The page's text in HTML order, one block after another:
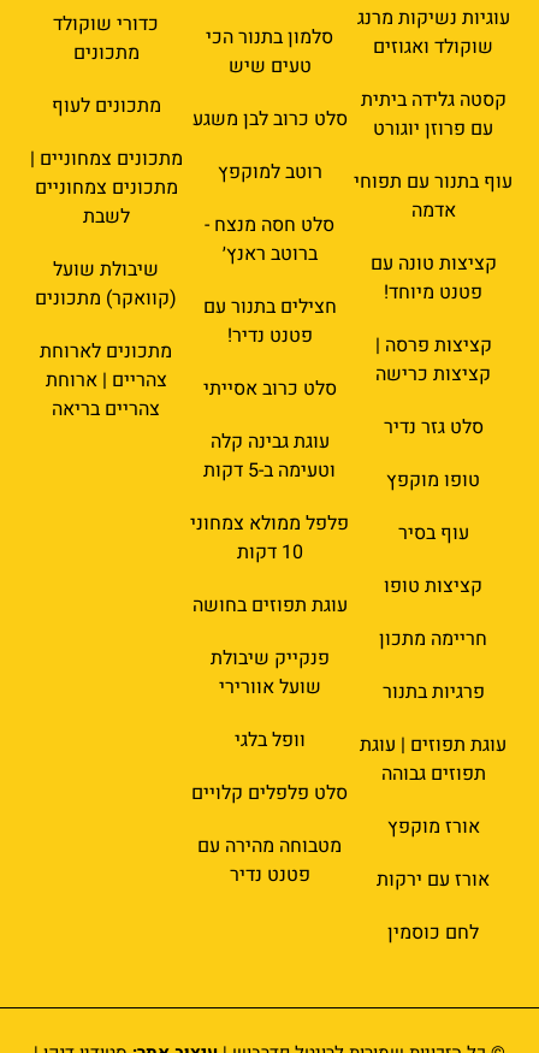
עוגיות נשיקות מרנג
שוקולד ואגוזים
קסטה גלידה ביתית
עם פרוזן יוגורט
עוף בתנור עם תפוחי
אדמה
קציצות טונה עם
פטנט מיוחד!
קציצות פרסה |
קציצות כרישה
סלט גזר נדיר
טופו מוקפץ
עוף בסיר
קציצות טופו
חריימה מתכון
פרגיות בתנור
עוגת תפוזים | עוגת
תפוזים גבוהה
אורז מוקפץ
אורז עם ירקות
לחם כוסמין
סלמון בתנור הכי
טעים שיש
סלט כרוב לבן משגע
רוטב למוקפץ
סלט חסה מנצח -
ברוטב ראנץ׳
חצילים בתנור עם
פטנט נדיר!
סלט כרוב אסייתי
עוגת גבינה קלה
וטעימה ב-5 דקות
פלפל ממולא צמחוני
10 דקות
עוגת תפוזים בחושה
פנקייק שיבולת
שועל אוורירי
וופל בלגי
סלט פלפלים קלויים
מטבוחה מהירה עם
פטנט נדיר
כדורי שוקולד
מתכונים
מתכונים לעוף
מתכונים צמחוניים |
מתכונים צמחוניים
לשבת
שיבולת שועל
(קוואקר) מתכונים
מתכונים לארוחת
צהריים | ארוחת
צהריים בריאה